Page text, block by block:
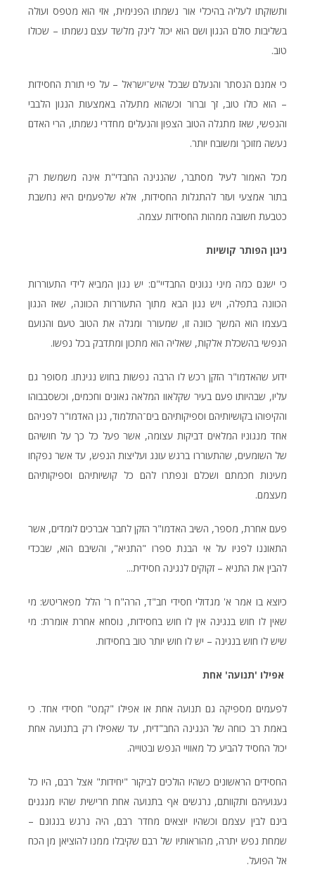
ותשוקתו לעליה בהיכלי אור נשמתו הפנימית, אזי הוא מטפס ועולה
בשליבות סולם הנגון ושם הוא יכול לינק מלשד עצם נשמתו – שכולו
טוב.
כי אמנם הנסתר והנעלם שבכל איש־ישראל – על פי תורת החסידות
– הוא כולו טוב, זך וברור וכשהוא מתעלה באמצעות הנגון הלבבי
והנפשי, שאז מתגלה הטוב הצפון והנעלים מחדרי נשמתו, הרי האדם
נעשה מזוכך ומשובח יותר.
מכל האמור לעיל מסתבר, שהנגינה החבדי"ת אינה משמשת רק
בתור אמצעי ועזר להתגלות החסידות, אלא שלפעמים היא נחשבת
כטבעת חשובה ממהות החסידות עצמה.
ניגון הפותר קושיות
כי ישנם כמה מיני נגונים החבדיי"ם: יש נגון המביא לידי התעוררות
הכוונה בתפלה, ויש נגון הבא מתוך התעוררות הכוונה, שאז הנגון
בעצמו הוא המשך כוונה זו, שמעורר ומגלה את הטוב טעם והנועם
הנפשי בהשכלת אלקות, שאליה הוא מתכון ומתדבק בכל נפשו.
ידוע שהאדמו"ר הזקן רכש לו הרבה נפשות בחוש נגינתו. מסופר גם
עליו, שבהיותו פעם בעיר שקלאוו המלאה גאונים וחכמים, וכשסבבוהו
והקיפוהו בקושיותיהם וספיקותיהם בים־התלמוד, נגן האדמו"ר לפניהם
אחד מנגוניו המלאים דביקות עצומה, אשר פעל כל כך על חושיהם
של השומעים, שהתעוררו ברגש עונג ועליצות הנפש, עד אשר נפקחו
מעינות חכמתם ושכלם ונפתרו להם כל קושיותיהם וספיקותיהם
מעצמם.
פעם אחרת, מספר, השיב האדמו"ר הזקן לחבר אברכים לומדים, אשר
התאוננו לפניו על אי הבנת ספרו "התניא", והשיבם הוא, שבכדי
להבין את התניא – זקוקים לנגינה חסידית...
כיוצא בו אמר א' מגדולי חסידי חב"ד, הרה"ח ר' הלל מפאריטש: מי
שאין לו חוש בנגינה אין לו חוש בחסידות, נוסחא אחרת אומרת: מי
שיש לו חוש בנגינה – יש לו חוש יותר טוב בחסידות.
אפילו 'תנועה' אחת
לפעמים מספיקה גם תנועה אחת או אפילו "קמט" חסידי אחד. כי
באמת רב כוחה של הנגינה החב"דית, עד שאפילו רק בתנועה אחת
יכול החסיד להביע כל מאוויי הנפש ובטוייה.
החסידים הראשונים כשהיו הולכים לביקור "יחידות" אצל רבם, היו כל
געגועיהם ותקוותם, נרגשים אף בתנועה אחת חרישית שהיו מנגנים
בינם לבין עצמם וכשהיו יוצאים מחדר רבם, היה נרגש בנגונם –
שמחת נפש יתרה, מהוראותיו של רבם שקיבלו ממנו להוציאן מן הכח
אל הפועל.